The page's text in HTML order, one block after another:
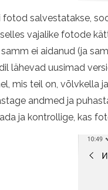
fotod salvestatakse,
vajalike fotode
ei aidanud (ja
lähevad uusimad
mis teil on, võlvkella
andmed ja
ja kontrollige, kas